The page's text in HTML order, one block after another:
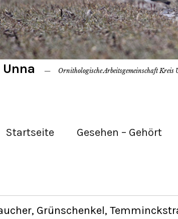
Unna Ornithologische Arbeitsgemeinschaft Kreis
Startseite Gesehen – Gehört
Grünschenkel,